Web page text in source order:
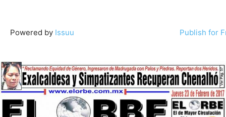
Powered by Issuu Publish for